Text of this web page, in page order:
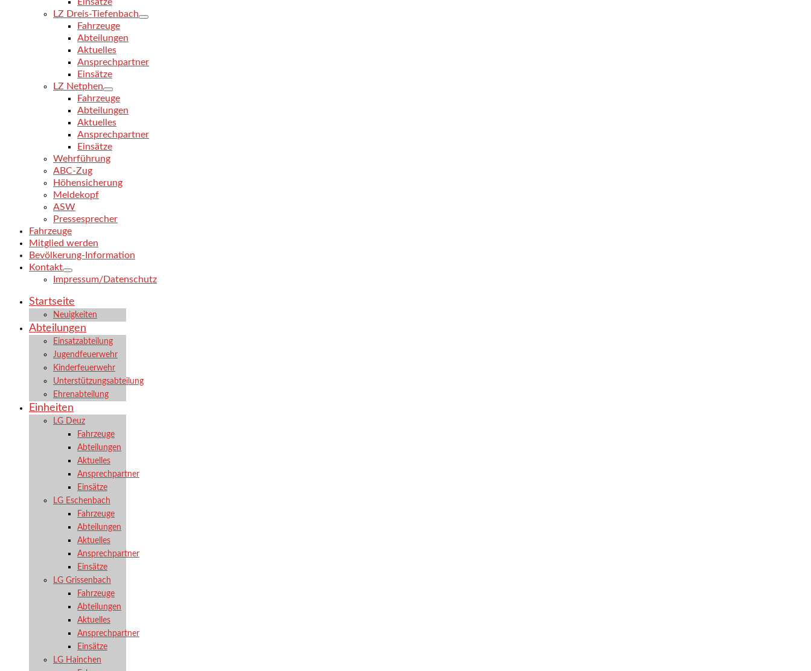
LZ Dreis-Tiefenbach
Fahrzeuge
Abteilungen
Aktuelles
Ansprechpartner
Einsätze
LZ Netphen
Fahrzeuge
Abteilungen
Aktuelles
Ansprechpartner
Einsätze
Wehrführung
ABC-Zug
Höhensicherung
Meldekopf
ASW
Pressesprecher
Fahrzeuge
Mitglied werden
Bevölkerung-Information
Kontakt
Impressum/Datenschutz
Startseite
Neuigkeiten
Abteilungen
Einsatzabteilung
Jugendfeuerwehr
Kinderfeuerwehr
Unterstützungsabteilung
Ehrenabteilung
Einheiten
LG Deuz
Fahrzeuge
Abteilungen
Aktuelles
Ansprechpartner
Einsätze
LG Eschenbach
Fahrzeuge
Abteilungen
Aktuelles
Ansprechpartner
Einsätze
LG Grissenbach
Fahrzeuge
Abteilungen
Aktuelles
Ansprechpartner
Einsätze
LG Hainchen